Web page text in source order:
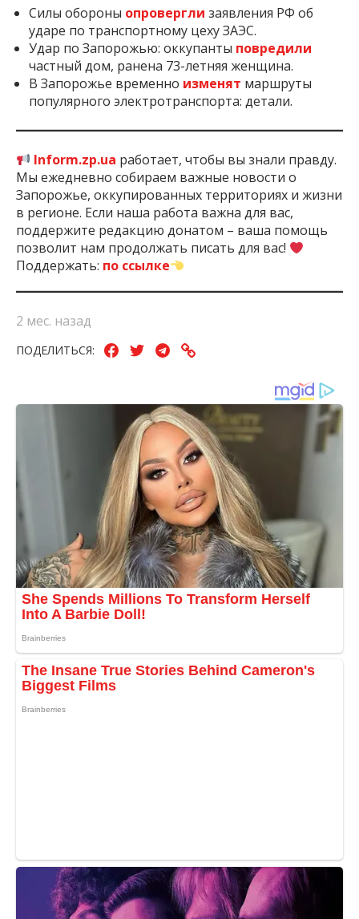
Силы обороны опровергли заявления РФ об
ударе по транспортному цеху ЗАЭС.
Удар по Запорожью: оккупанты повредили
частный дом, ранена 73-летняя женщина.
В Запорожье временно изменят маршруты
популярного электротранспорта: детали.
Inform.zp.ua работает, чтобы вы знали правду.
Мы ежедневно собираем важные новости о
Запорожье, оккупированных территориях и жизни
в регионе. Если наша работа важна для вас,
поддержите редакцию донатом – ваша помощь
позволит нам продолжать писать для вас!
Поддержать: по ссылке
2 мес. назад
ПОДЕЛИТЬСЯ: